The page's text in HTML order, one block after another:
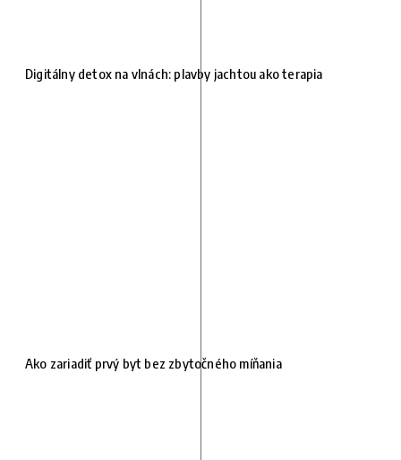
Digitálny detox na vlnách: plavby jachtou ako terapia
Ako zariadiť prvý byt bez zbytočného míňania